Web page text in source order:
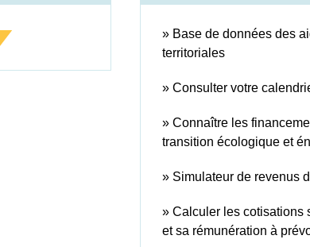
Base de données des
territoriales
Consulter votre
Connaître les
transition écologique et
Simulateur de revenus
Calculer les cotisations
et sa rémunération à